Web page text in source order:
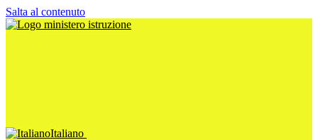
Salta al contenuto
Italiano